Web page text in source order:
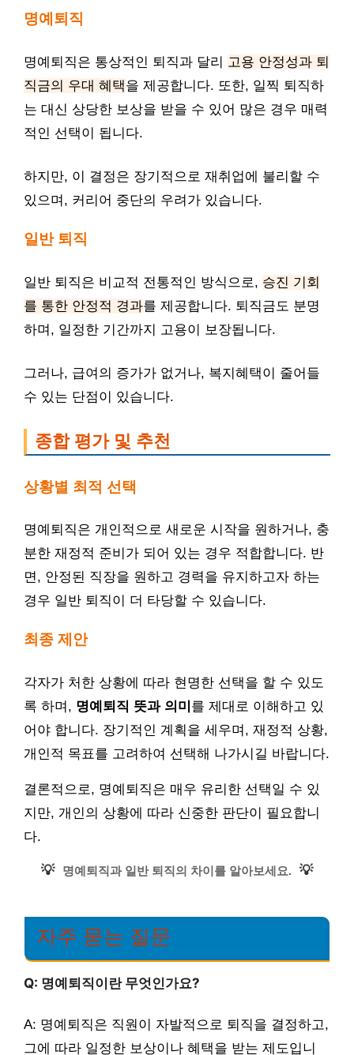
명예퇴직
명예퇴직은 통상적인 퇴직과 달리 고용 안정성과 퇴
직금의 우대 혜택을 제공합니다. 또한, 일찍 퇴직하
는 대신 상당한 보상을 받을 수 있어 많은 경우 매력
적인 선택이 됩니다.
하지만, 이 결정은 장기적으로 재취업에 불리할 수
있으며, 커리어 중단의 우려가 있습니다.
일반 퇴직
일반 퇴직은 비교적 전통적인 방식으로, 승진 기회
를 통한 안정적 경과를 제공합니다. 퇴직금도 분명
하며, 일정한 기간까지 고용이 보장됩니다.
그러나, 급여의 증가가 없거나, 복지혜택이 줄어들
수 있는 단점이 있습니다.
종합 평가 및 추천
상황별 최적 선택
명예퇴직은 개인적으로 새로운 시작을 원하거나, 충
분한 재정적 준비가 되어 있는 경우 적합합니다. 반
면, 안정된 직장을 원하고 경력을 유지하고자 하는
경우 일반 퇴직이 더 타당할 수 있습니다.
최종 제안
각자가 처한 상황에 따라 현명한 선택을 할 수 있도
록 하며, 명예퇴직 뜻과 의미 를 제대로 이해하고 있
어야 합니다. 장기적인 계획을 세우며, 재정적 상황,
개인적 목표를 고려하여 선택해 나가시길 바랍니다.
결론적으로, 명예퇴직은 매우 유리한 선택일 수 있
지만, 개인의 상황에 따라 신중한 판단이 필요합니
다.
💡 명예퇴직과 일반 퇴직의 차이를 알아보세요. 💡
자주 묻는 질문
Q: 명예퇴직이란 무엇인가요?
A: 명예퇴직은 직원이 자발적으로 퇴직을 결정하고,
그에 따라 일정한 보상이나 혜택을 받는 제도입니